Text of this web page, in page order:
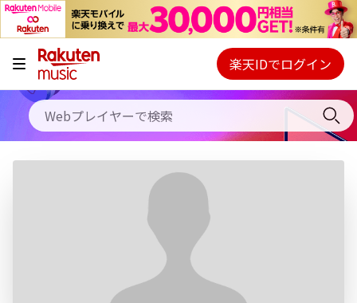
キャンペーン
料金プラン
使い方
Webプレイヤー
ご契約内容の確認・変更
楽天IDでログイン